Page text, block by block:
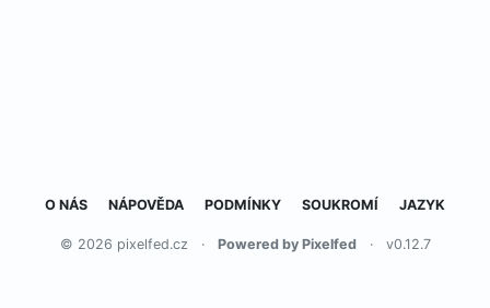
O NÁS NÁPOVĚDA PODMÍNKY SOUKROMÍ JAZYK
© 2026 pixelfed.cz · Powered by Pixelfed · v0.12.7